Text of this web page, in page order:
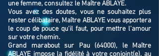
une femme, consultez le Maître ABLAYE.
Vous avez des doutes, vous ne souhaitez plus
rester célibataire, Maître ABLAYE vous apportera
le coup de pouce qu'il faut, pour mettre l'amour
sur votre chemin.
Grand marabout sur Pau (64000), le Maître
ABLAYE impose la fidélité à votre conjoint(e), au